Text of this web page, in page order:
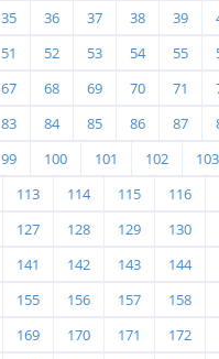
35 36 37 38 39
51 52 53 54 55
67 68 69 70 71
83 84 85 86 87
99 100 101 102
103
113 114 115
116
127 128 129
130
141 142 143
144
155 156 157
158
169 170 171
172